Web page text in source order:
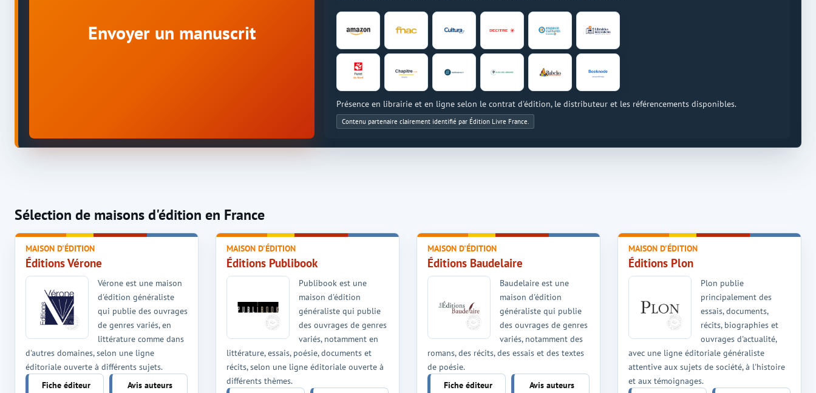
Présence en librairie et en ligne selon le contrat d'édition, le distributeur et les référencements disponibles.
Contenu partenaire clairement identifié par Édition Livre France.
Envoyer un manuscrit
Sélection de maisons d'édition en France
MAISON D'ÉDITION
Éditions Baudelaire
Baudelaire est une
maison d'édition
généraliste qui publie
des ouvrages de genres
variés, notamment des
romans, des récits, des essais et des textes
de poésie.
Fiche éditeur
Avis auteurs
MAISON D'ÉDITION
Éditions Vérone
Vérone est une maison
d'édition généraliste
qui publie des ouvrages
de genres variés, en
littérature comme dans
d'autres domaines, selon une ligne
éditoriale ouverte à différents sujets.
Fiche éditeur
Avis auteurs
MAISON D'ÉDITION
Éditions Plon
Plon publie
principalement des
essais, documents,
récits, biographies et
ouvrages d'actualité,
avec une ligne éditoriale généraliste
attentive aux sujets de société, à l'histoire
et aux témoignages.
MAISON D'ÉDITION
Éditions Publibook
Publibook est une
maison d'édition
généraliste qui publie
des ouvrages de genres
variés, notamment en
littérature, essais, poésie, documents et
récits, selon une ligne éditoriale ouverte à
différents thèmes.